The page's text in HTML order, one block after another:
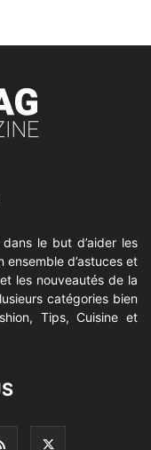
le but d’aider les
ensemble d’astuces et
les nouveautés de la
catégories bien
Tips, Cuisine et